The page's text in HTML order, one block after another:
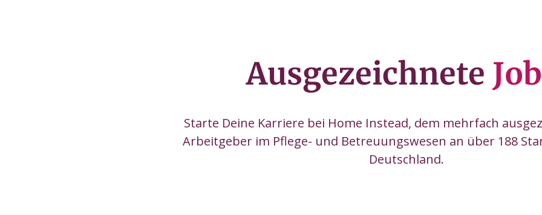
Ausgezeichnete
Starte Deine Karriere bei Home Instead, dem mehrfach
Arbeitgeber im Pflege- und Betreuungswesen an über 188
Deutschland.